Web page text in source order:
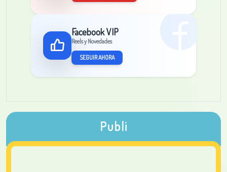
Facebook VIP
Reels y Novedades
SEGUIR AHORA
Publi